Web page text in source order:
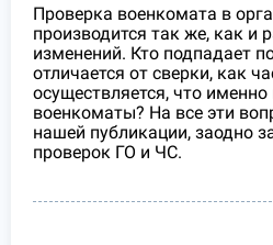
Проверка военкомата в
производится так же, как и
изменений. Кто подпадает
отличается от сверки, как
осуществляется, что
военкоматы? На все эти
нашей публикации, заодно
проверок ГО и ЧС.